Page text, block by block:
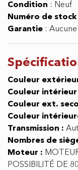
POSSIBILITÉ DE
ALPHA
Type de
Motricité :
Description
*** NOUVEAU
LA MARQUE
PRET A ETRE